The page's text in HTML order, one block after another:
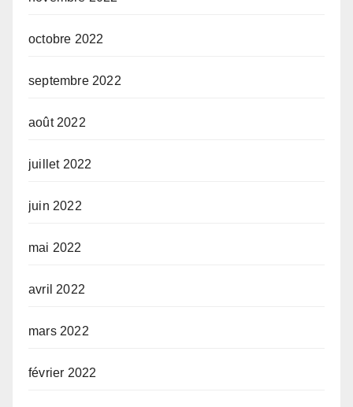
octobre 2022
septembre 2022
août 2022
juillet 2022
juin 2022
mai 2022
avril 2022
mars 2022
février 2022